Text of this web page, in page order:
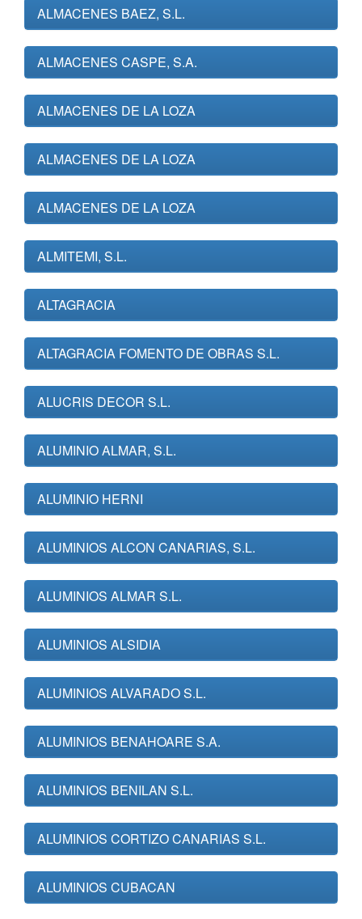
ALMACENES BAEZ, S.L.
ALMACENES CASPE, S.A.
ALMACENES DE LA LOZA
ALMACENES DE LA LOZA
ALMACENES DE LA LOZA
ALMITEMI, S.L.
ALTAGRACIA
ALTAGRACIA FOMENTO DE OBRAS S.L.
ALUCRIS DECOR S.L.
ALUMINIO ALMAR, S.L.
ALUMINIO HERNI
ALUMINIOS ALCON CANARIAS, S.L.
ALUMINIOS ALMAR S.L.
ALUMINIOS ALSIDIA
ALUMINIOS ALVARADO S.L.
ALUMINIOS BENAHOARE S.A.
ALUMINIOS BENILAN S.L.
ALUMINIOS CORTIZO CANARIAS S.L.
ALUMINIOS CUBACAN